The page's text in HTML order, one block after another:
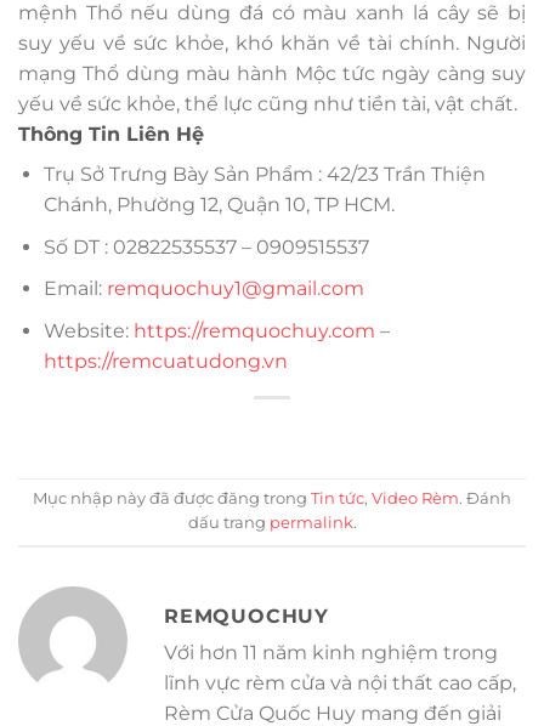
mệnh Thổ nếu dùng đá có màu xanh lá cây sẽ bị
suy yếu về sức khỏe, khó khăn về tài chính. Người
mạng Thổ dùng màu hành Mộc tức ngày càng suy
yếu về sức khỏe, thể lực cũng như tiền tài, vật chất.
Thông Tin Liên Hệ
Trụ Sở Trưng Bày Sản Phẩm : 42/23 Trần Thiện
Chánh, Phường 12, Quận 10, TP HCM.
Số DT : 02822535537 – 0909515537
Email: remquochuy1@gmail.com
Website: https://remquochuy.com –
https://remcuatudong.vn
Mục nhập này đã được đăng trong Tin tức, Video Rèm. Đánh
dấu trang permalink.
REMQUOCHUY
Với hơn 11 năm kinh nghiệm trong
lĩnh vực rèm cửa và nội thất cao cấp,
Rèm Cửa Quốc Huy mang đến giải